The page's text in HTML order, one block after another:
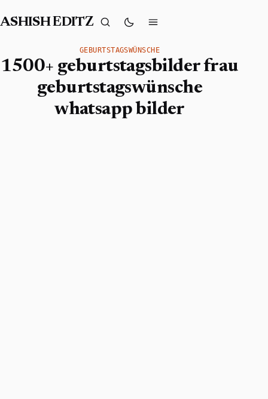
ASHISH EDITZ
GEBURTSTAGSWÜNSCHE
1500+ geburtstagsbilder frau
geburtstagswünsche
whatsapp bilder